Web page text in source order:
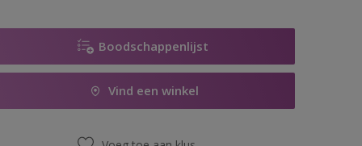
Boodschappenlijst
Vind een winkel